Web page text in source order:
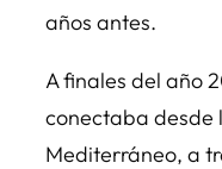
años antes.
A finales del año
conectaba desde
Mediterráneo, a